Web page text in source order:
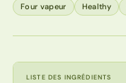
Four vapeur Healthy
LISTE DES INGRÉDIENTS